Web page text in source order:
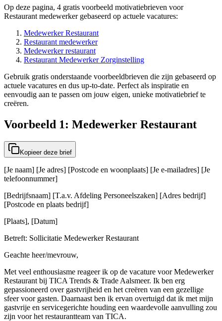
Op deze pagina, 4 gratis voorbeeld motivatiebrieven voor
Restaurant medewerker gebaseerd op actuele vacatures:
Medewerker Restaurant
Restaurant medewerker
Medewerker restaurant
Restaurant Medewerker Zorginstelling
Gebruik gratis onderstaande voorbeeldbrieven die zijn gebaseerd op
actuele vacatures en dus up-to-date. Perfect als inspiratie en
eenvoudig aan te passen om jouw eigen, unieke motivatiebrief te
creëren.
Voorbeeld 1: Medewerker Restaurant
Kopieer deze brief
[Je naam] [Je adres] [Postcode en woonplaats] [Je e-mailadres] [Je
telefoonnummer]
[Bedrijfsnaam] [T.a.v. Afdeling Personeelszaken] [Adres bedrijf]
[Postcode en plaats bedrijf]
[Plaats], [Datum]
Betreft: Sollicitatie Medewerker Restaurant
Geachte heer/mevrouw,
Met veel enthousiasme reageer ik op de vacature voor Medewerker
Restaurant bij TICA Trends & Trade Aalsmeer. Ik ben erg
gepassioneerd over gastvrijheid en het creëren van een gezellige
sfeer voor gasten. Daarnaast ben ik ervan overtuigd dat ik met mijn
gastvrije en servicegerichte houding een waardevolle aanvulling zou
zijn voor het restaurantteam van TICA.